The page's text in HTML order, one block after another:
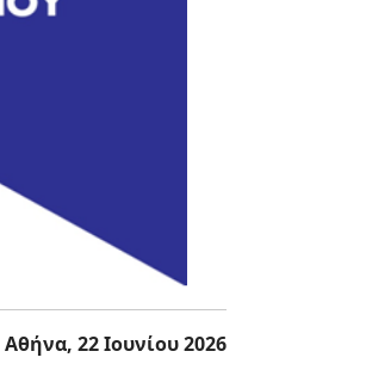
Αθήνα, 22 Ιουνίου 2026